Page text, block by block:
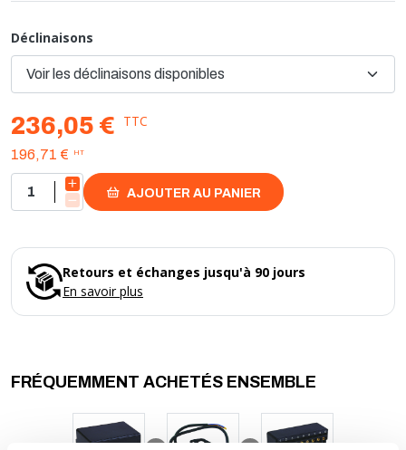
- Nombre allures : 1
Déclinaisons
236,05 € TTC
196,71 € HT
AJOUTER AU PANIER
Retours et échanges jusqu'à 90 jours
En savoir plus
FRÉQUEMMENT ACHETÉS ENSEMBLE